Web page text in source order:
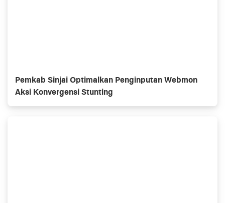
Pemkab Sinjai Optimalkan Penginputan Webmon
Aksi Konvergensi Stunting